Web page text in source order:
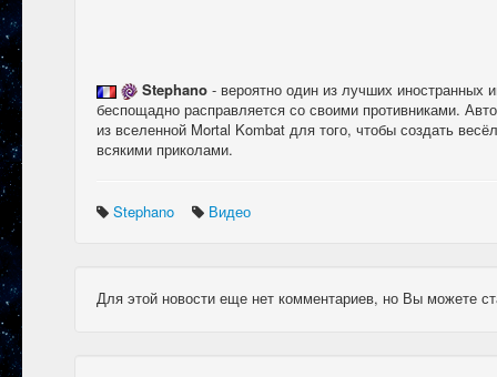
Stephano - вероятно один из лучших иностранных
беспощадно расправляется со своими противниками.
из вселенной Mortal Kombat для того, чтобы создать
всякими приколами.
Stephano Видео
Для этой новости еще нет комментариев, но Вы можете